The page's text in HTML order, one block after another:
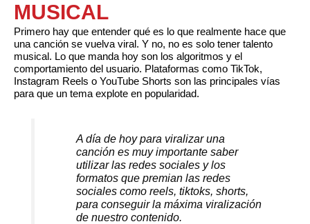
MUSICAL
Primero hay que entender qué es lo que realmente hace que
una canción se vuelva viral. Y no, no es solo tener talento
musical. Lo que manda hoy son los algoritmos y el
comportamiento del usuario. Plataformas como TikTok,
Instagram Reels o YouTube Shorts son las principales vías
para que un tema explote en popularidad.
A día de hoy para viralizar una
canción es muy importante saber
utilizar las redes sociales y los
formatos que premian las redes
sociales como reels, tiktoks, shorts,
para conseguir la máxima viralización
de nuestro contenido.